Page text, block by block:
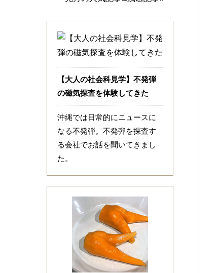
【大人の社会科見学】不発弾
の磁気探査を体験してきた
沖縄では日常的にニュースに
なる不発弾。不発弾を探査す
る会社でお話を聞いてきまし
た。